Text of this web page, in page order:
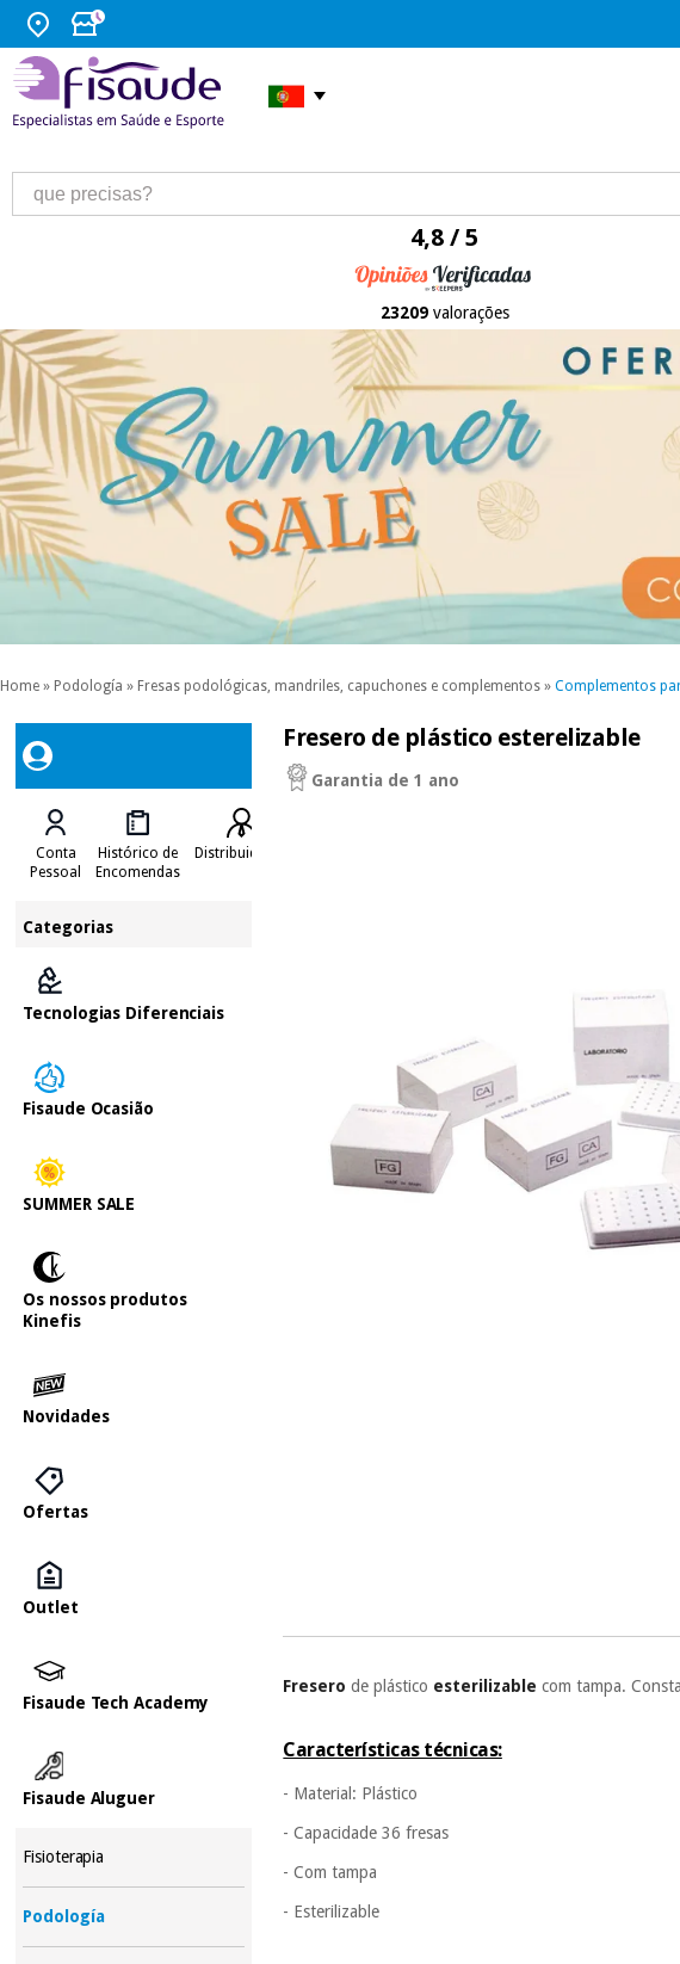
4,8 / 5
23209valorações
Home » Podología » Fresas podológicas, mandriles, capuchones e complementos » Complementos
Conta
Pessoal
Histórico de
Encomendas
Distribuidores
Categorias
Tecnologias Diferenciais
Fisaude Ocasião
SUMMER SALE
Os nossos produtos
Kinefis
Novidades
Ofertas
Outlet
Fisaude Tech Academy
Fisaude Aluguer
Fisioterapia
Podología
Fresero de plástico esterelizable
Garantia de 1 ano
Fresero de plástico esterilizable com tampa.
Características técnicas:
- Material: Plástico
- Capacidade 36 fresas
- Com tampa
- Esterilizable